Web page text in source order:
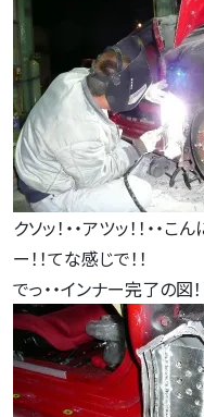
クソッ！・・アツッ！！・・こ
ー！！てな感じで！！
でっ・・インナー完了の図！